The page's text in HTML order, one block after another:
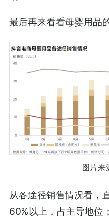
最后再来看看母婴用品
图片来
从各途径销售情况看，
60%以上，占主导地位